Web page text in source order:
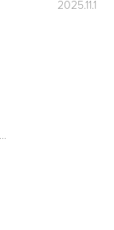
2025.11.1